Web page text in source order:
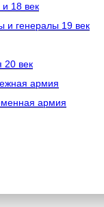
18 век
и генералы 19 век
20 век
армия
армия